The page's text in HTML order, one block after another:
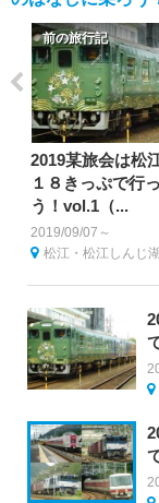
前の旅行記
2019某旅会は松
１８きっぷで行
う！vol.1（...
2019/09/07～
松江・松江しんじ